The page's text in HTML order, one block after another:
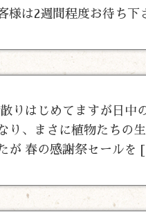
様は2週間程度お待ち
りはじめてますが日
り、まさに植物たちの
が 春の感謝祭セールを